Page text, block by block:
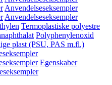
Anvendelseseksempler
Anvendelseseksempler
Termoplastiske polyestre
Polyphenylenoxid
plast (PSU, PAS m.fl.)
Egenskaber